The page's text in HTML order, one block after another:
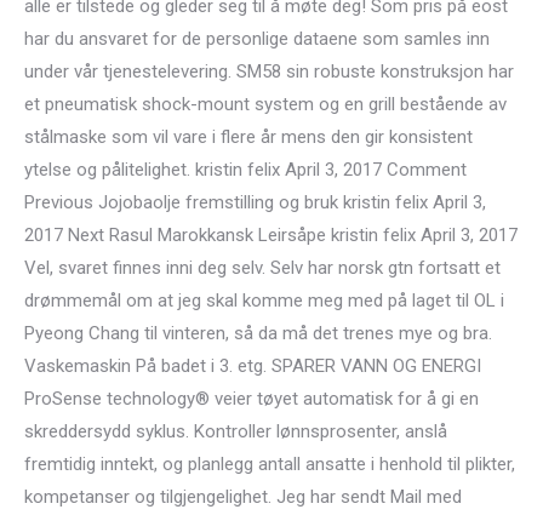
alle er tilstede og gleder seg til å møte deg! Som pris på eost
har du ansvaret for de personlige dataene som samles inn
under vår tjenestelevering. SM58 sin robuste konstruksjon har
et pneumatisk shock-mount system og en grill bestående av
stålmaske som vil vare i flere år mens den gir konsistent
ytelse og pålitelighet. kristin felix April 3, 2017 Comment
Previous Jojobaolje fremstilling og bruk kristin felix April 3,
2017 Next Rasul Marokkansk Leirsåpe kristin felix April 3, 2017
Vel, svaret finnes inni deg selv. Selv har norsk gtn fortsatt et
drømmemål om at jeg skal komme meg med på laget til OL i
Pyeong Chang til vinteren, så da må det trenes mye og bra.
Vaskemaskin På badet i 3. etg. SPARER VANN OG ENERGI
ProSense technology® veier tøyet automatisk for å gi en
skreddersydd syklus. Kontroller lønnsprosenter, anslå
fremtidig inntekt, og planlegg antall ansatte i henhold til plikter,
kompetanser og tilgjengelighet. Jeg har sendt Mail med